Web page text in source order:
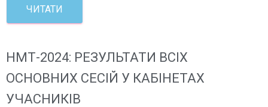
ЧИТАТИ
НМТ-2024: РЕЗУЛЬТАТИ ВСІХ
ОСНОВНИХ СЕСІЙ У КАБІНЕТАХ
УЧАСНИКІВ